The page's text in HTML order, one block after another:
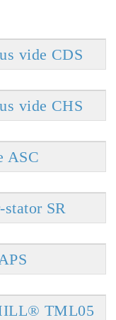
vide CDS
vide CHS
ASC
SR
TML05